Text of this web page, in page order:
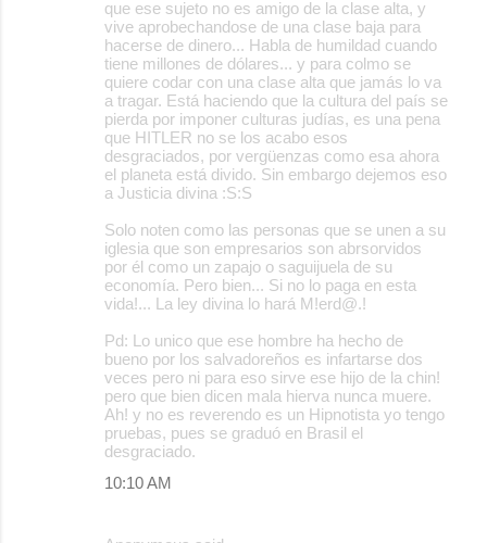
que ese sujeto no es amigo de la clase alta, y
vive aprobechandose de una clase baja para
hacerse de dinero... Habla de humildad cuando
tiene millones de dólares... y para colmo se
quiere codar con una clase alta que jamás lo va
a tragar. Está haciendo que la cultura del país se
pierda por imponer culturas judías, es una pena
que HITLER no se los acabo esos
desgraciados, por vergüenzas como esa ahora
el planeta está divido. Sin embargo dejemos eso
a Justicia divina :S:S
Solo noten como las personas que se unen a su
iglesia que son empresarios son abrsorvidos
por él como un zapajo o saguijuela de su
economía. Pero bien... Si no lo paga en esta
vida!... La ley divina lo hará M!erd@.!
Pd: Lo unico que ese hombre ha hecho de
bueno por los salvadoreños es infartarse dos
veces pero ni para eso sirve ese hijo de la chin!
pero que bien dicen mala hierva nunca muere.
Ah! y no es reverendo es un Hipnotista yo tengo
pruebas, pues se graduó en Brasil el
desgraciado.
10:10 AM